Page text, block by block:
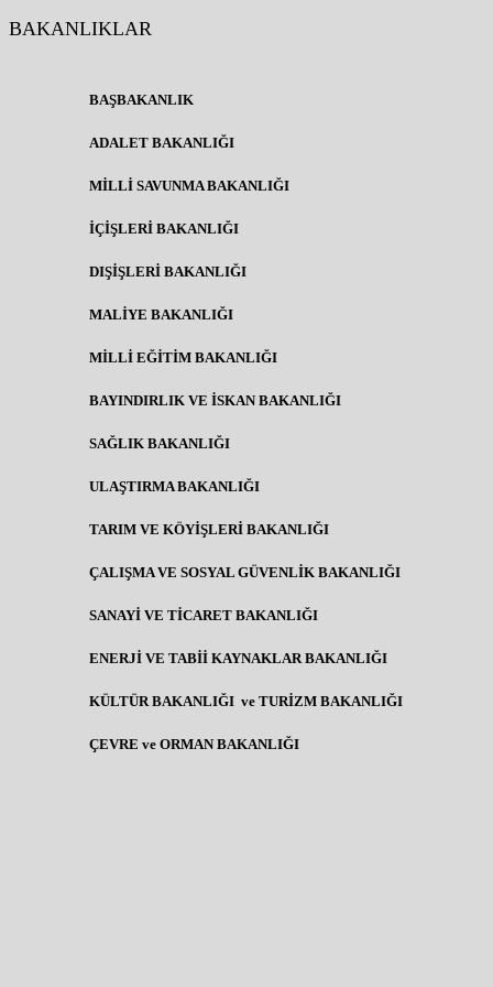
BAKANLIKLAR
BAŞBAKANLIK
ADALET BAKANLIĞI
MİLLİ SAVUNMA BAKANLIĞI
İÇİŞLERİ BAKANLIĞI
DIŞİŞLERİ BAKANLIĞI
MALİYE BAKANLIĞI
MİLLİ EĞİTİM BAKANLIĞI
BAYINDIRLIK VE İSKAN BAKANLIĞI
SAĞLIK BAKANLIĞI
ULAŞTIRMA BAKANLIĞI
TARIM VE KÖYİŞLERİ BAKANLIĞI
ÇALIŞMA VE SOSYAL GÜVENLİK BAKANLIĞI
SANAYİ VE TİCARET BAKANLIĞI
ENERJİ VE TABİİ KAYNAKLAR BAKANLIĞI
KÜLTÜR BAKANLIĞI ve TURİZM BAKANLIĞI
ÇEVRE ve ORMAN BAKANLIĞI